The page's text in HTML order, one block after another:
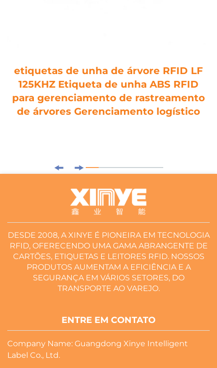
etiquetas de unha de árvore RFID LF
125KHZ Etiqueta de unha ABS RFID
para gerenciamento de rastreamento
de árvores Gerenciamento logístico
DESDE 2008, A XINYE É PIONEIRA EM TECNOLOGIA
RFID, OFERECENDO UMA GAMA ABRANGENTE DE
CARTÕES, ETIQUETAS E LEITORES RFID. NOSSOS
PRODUTOS AUMENTAM A EFICIÊNCIA E A
SEGURANÇA EM VÁRIOS SETORES, DO
TRANSPORTE AO VAREJO.
ENTRE EM CONTATO
Company Name: Guangdong Xinye Intelligent
Label Co., Ltd.